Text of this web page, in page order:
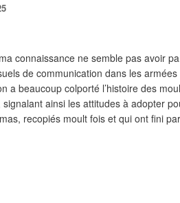
connaissance ne semble pas avoir
de communication dans les
a beaucoup colporté l’histoire des
ainsi les attitudes à adopter
recopiés moult fois et qui ont fini